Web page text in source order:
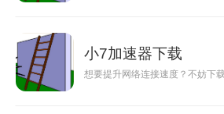
小7加速器下载
想要提升网络连接速度？不妨下